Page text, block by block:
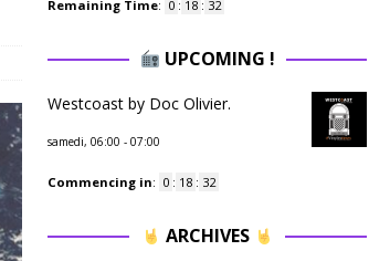
Remaining Time: 0 : 18 : 31
UPCOMING !
Westcoast by Doc Olivier.
samedi, 06:00 - 07:00
Commencing in: 0 : 18 : 31
ARCHIVES